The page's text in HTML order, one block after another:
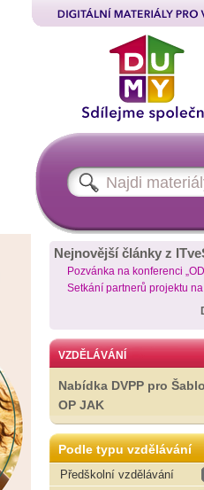
Nejnovější články z
Pozvánka na konferenci
Setkání partnerů projektu
VZDĚLÁVÁNÍ
Nabídka DVPP pro
OP JAK
Podle typu vzdělávání
Předškolní vzdělávání